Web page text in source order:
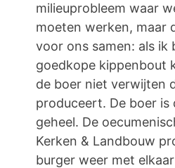
milieuprobleem waar
moeten werken, maar
voor ons samen: als ik
goedkope kippenbout
de boer niet verwijten
produceert. De boer is
geheel. De
Kerken & Landbouw
burger weer met